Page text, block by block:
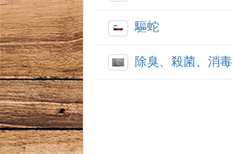
驅蛇
除臭、殺菌、消毒